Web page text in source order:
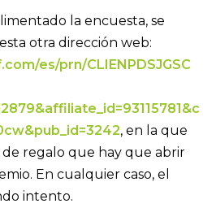
la encuesta, se
otra dirección web:
es/prn/CLIENPDSJGSC
, en la que
de regalo que hay que abrir
En cualquier caso, el
intento.